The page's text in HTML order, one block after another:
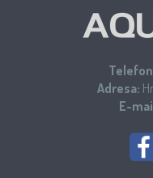
Adresa:
E-